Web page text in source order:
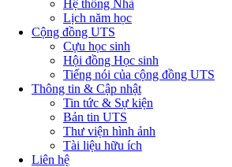
Hệ thống Nhà
Lịch năm học
Cộng đồng UTS
Cựu học sinh
Hội đồng Học sinh
Tiếng nói của cộng đồng UTS
Thông tin & Cập nhật
Tin tức & Sự kiện
Bản tin UTS
Thư viện hình ảnh
Tài liệu hữu ích
Liên hệ